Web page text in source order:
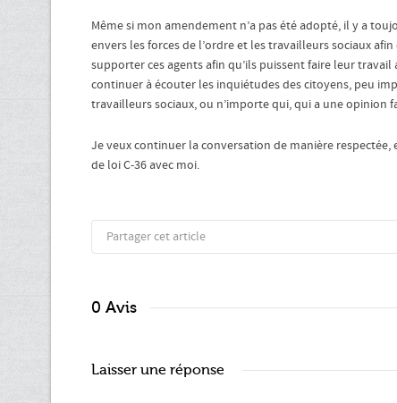
Même si mon amendement n’a pas été adopté, il y a
envers les forces de l’ordre et les travailleurs sociaux
supporter ces agents afin qu’ils puissent faire leur
continuer à écouter les inquiétudes des citoyens, peu
travailleurs sociaux, ou n’importe qui, qui a une opinion
Je veux continuer la conversation de manière
de loi C-36 avec moi.
Partager cet article
0 Avis
Laisser une réponse